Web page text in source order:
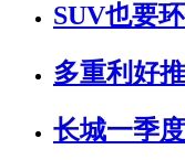
SUV也要
多重利好
长城一季